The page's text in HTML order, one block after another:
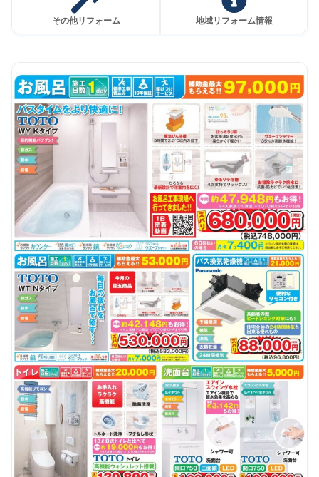
その他リフォーム 地域リフォーム情報